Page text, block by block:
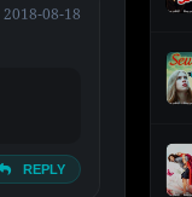
08-18
REPLY